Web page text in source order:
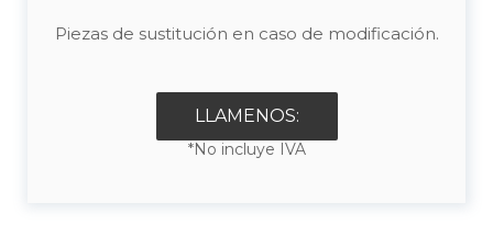
Piezas de sustitución en caso de modificación.
LLAMENOS:
*No incluye IVA